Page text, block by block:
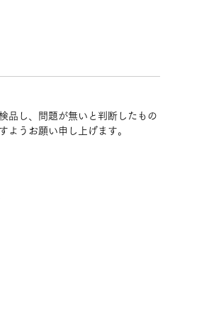
品し、問題が無いと判断したもの
ようお願い申し上げます。